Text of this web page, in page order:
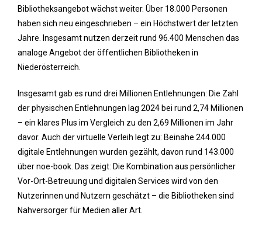
Bibliotheksangebot wächst weiter. Über 18.000 Personen
haben sich neu eingeschrieben – ein Höchstwert der letzten
Jahre. Insgesamt nutzen derzeit rund 96.400 Menschen das
analoge Angebot der öffentlichen Bibliotheken in
Niederösterreich.
Insgesamt gab es rund drei Millionen Entlehnungen: Die Zahl
der physischen Entlehnungen lag 2024 bei rund 2,74 Millionen
– ein klares Plus im Vergleich zu den 2,69 Millionen im Jahr
davor. Auch der virtuelle Verleih legt zu: Beinahe 244.000
digitale Entlehnungen wurden gezählt, davon rund 143.000
über noe-book. Das zeigt: Die Kombination aus persönlicher
Vor-Ort-Betreuung und digitalen Services wird von den
Nutzerinnen und Nutzern geschätzt – die Bibliotheken sind
Nahversorger für Medien aller Art.